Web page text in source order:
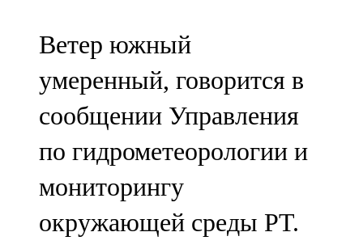
104,7 FM
Олы Әтнә
71,42 FM
Сарман
107,8 FM
Теләче
Ветер южный
умеренный, говорится в
сообщении Управления
по гидрометеорологии и
мониторингу
окружающей среды РТ.